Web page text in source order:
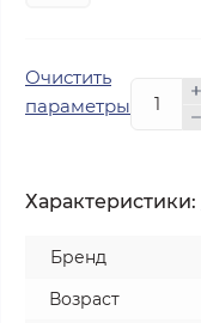
Очистить
параметры
Характеристики:
Бренд
Возраст